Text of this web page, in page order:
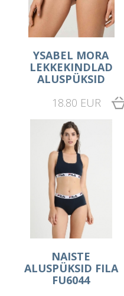
YSABEL MORA
LEKKEKINDLAD
ALUSPÜKSID
18.80 EUR
NAISTE
ALUSPÜKSID FILA
FU6044